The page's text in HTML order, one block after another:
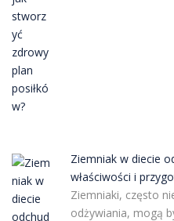
Ziemniak w diecie
właściwości i
Ziemniaki, często
odżywiania, mogą